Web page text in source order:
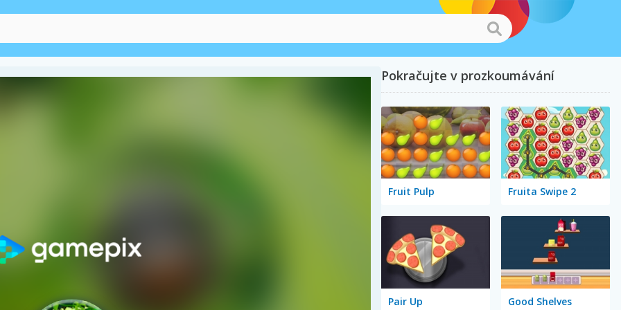
Pokračujte v prozkoumávání
Fruit Pulp Fruita Swipe 2
Pair Up Good Shelves